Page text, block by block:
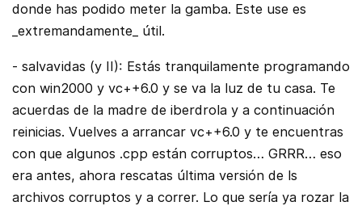
donde has podido meter la gamba. Este use es
_extremandamente_ útil.
- salvavidas (y II): Estás tranquilamente programando
con win2000 y vc++6.0 y se va la luz de tu casa. Te
acuerdas de la madre de iberdrola y a continuación
reinicias. Vuelves a arrancar vc++6.0 y te encuentras
con que algunos .cpp están corruptos… GRRR… eso
era antes, ahora rescatas última versión de ls
archivos corruptos y a correr. Lo que sería ya rozar la